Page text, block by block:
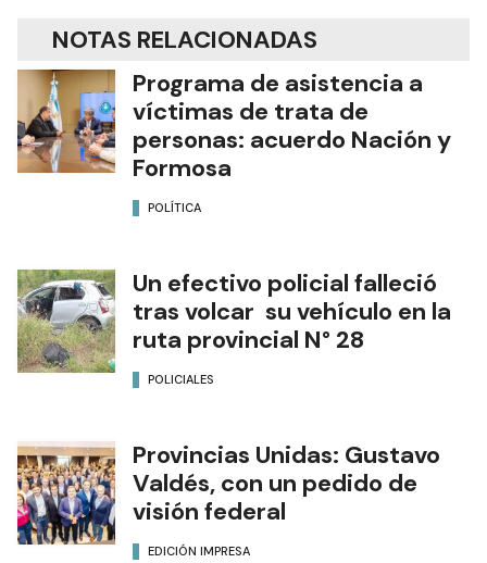
NOTAS RELACIONADAS
Programa de asistencia a
víctimas de trata de
personas: acuerdo Nación y
Formosa
POLÍTICA
Un efectivo policial falleció
tras volcar su vehículo en la
ruta provincial N° 28
POLICIALES
Provincias Unidas: Gustavo
Valdés, con un pedido de
visión federal
EDICIÓN IMPRESA